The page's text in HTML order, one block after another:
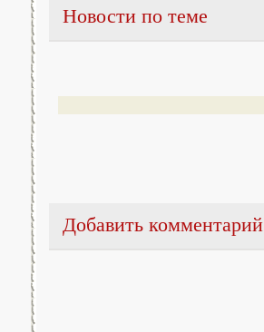
Новости по теме
Добавить комментарий